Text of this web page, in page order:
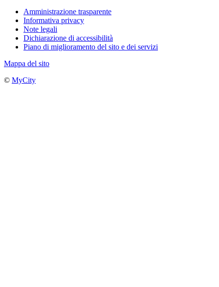
Amministrazione trasparente
Informativa privacy
Note legali
Dichiarazione di accessibilità
Piano di miglioramento del sito e dei servizi
Mappa del sito
© MyCity